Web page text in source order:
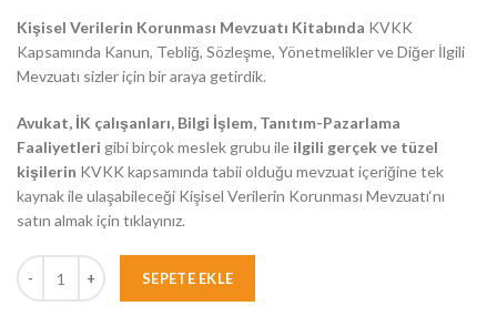
Kişisel Verilerin Korunması Mevzuatı Kitabında KVKK
Kapsamında Kanun, Tebliğ, Sözleşme, Yönetmelikler ve Diğer İlgili
Mevzuatı sizler için bir araya getirdik.
Avukat, İK çalışanları, Bilgi İşlem, Tanıtım-Pazarlama
Faaliyetleri gibi birçok meslek grubu ile ilgili gerçek ve tüzel
kişilerin KVKK kapsamında tabii olduğu mevzuat içeriğine tek
kaynak ile ulaşabileceği Kişisel Verilerin Korunması Mevzuatı‘nı
satın almak için tıklayınız.
SEPETE EKLE